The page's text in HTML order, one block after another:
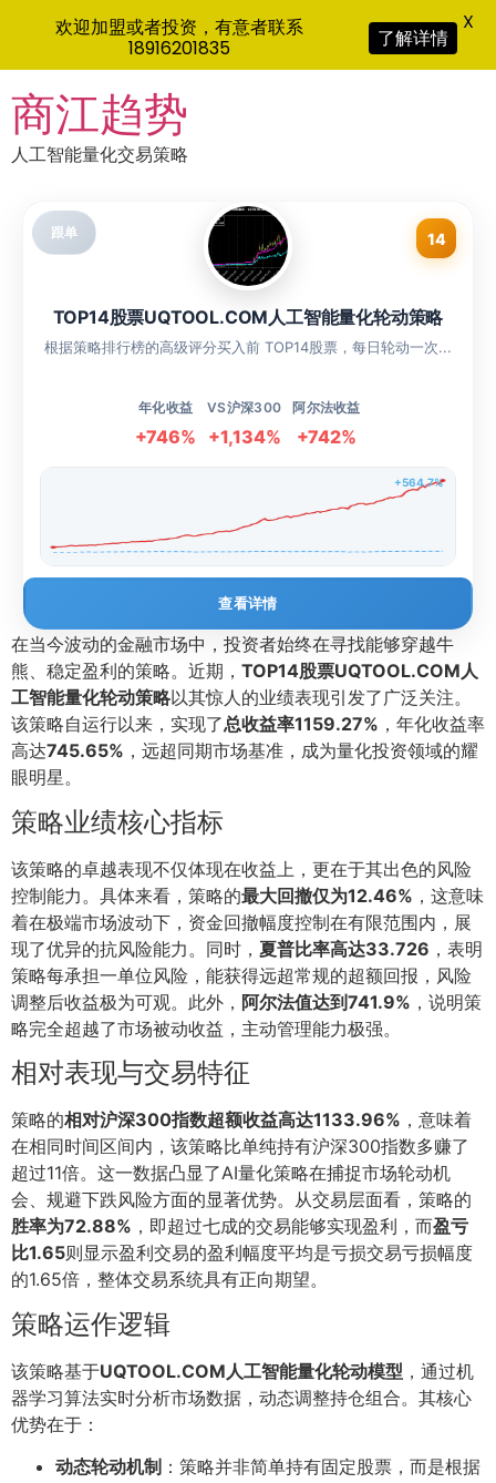
to
content
商江趋势
人工智能量化交易策略
跟单 14
TOP14股票UQTOOL.COM人工智能量化轮动策略
根据策略排行榜的高级评分买入前 TOP14股票，每日轮动一次...
年化收益
+746%
VS沪深300
+1,134%
阿尔法收益
+742%
+564.7%
查看详情
在当今波动的金融市场中，投资者始终在寻找能够穿越牛
熊、稳定盈利的策略。近期， TOP14股票UQTOOL.COM人
工智能量化轮动策略以其惊人的业绩表现引发了广泛关注。
该策略自运行以来，实现了总收益率1159.27% ，年化收益率
高达745.65% ，远超同期市场基准，成为量化投资领域的耀
眼明星。
策略业绩核心指标
该策略的卓越表现不仅体现在收益上，更在于其出色的风险
控制能力。具体来看，策略的最大回撤仅为12.46% ，这意味
着在极端市场波动下，资金回撤幅度控制在有限范围内，展
现了优异的抗风险能力。同时， 夏普比率高达33.726 ，表明
策略每承担一单位风险，能获得远超常规的超额回报，风险
调整后收益极为可观。此外， 阿尔法值达到741.9% ，说明策
略完全超越了市场被动收益，主动管理能力极强。
相对表现与交易特征
策略的相对沪深300指数超额收益高达1133.96% ，意味着
在相同时间区间内，该策略比单纯持有沪深300指数多赚了
超过11倍。这一数据凸显了AI量化策略在捕捉市场轮动机
会、规避下跌风险方面的显著优势。从交易层面看，策略的
胜率为72.88% ，即超过七成的交易能够实现盈利，而盈亏
比1.65则显示盈利交易的盈利幅度平均是亏损交易亏损幅度
的1.65倍，整体交易系统具有正向期望。
策略运作逻辑
该策略基于UQTOOL.COM人工智能量化轮动模型 ，通过机
器学习算法实时分析市场数据，动态调整持仓组合。其核心
优势在于：
动态轮动机制 ：策略并非简单持有固定股票，而是根据
欢迎加盟或者投资，有意者联系
18916201835
了解详情
X